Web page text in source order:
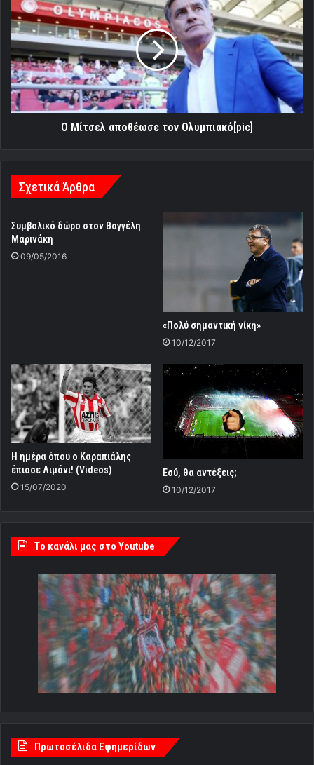
Μίτσελ
αποθέωσε
τον
Ολυμπιακό[pic]
Ο Μίτσελ αποθέωσε τον Ολυμπιακό[pic]
Σχετικά Άρθρα
Συμβολικό δώρο στον Βαγγέλη
Μαρινάκη
09/05/2016
«Πολύ σημαντική νίκη»
10/12/2017
Η ημέρα όπου ο Καραπιάλης
έπιασε Λιμάνι! (Videos)
15/07/2020
Εσύ, θα αντέξεις;
10/12/2017
Tο κανάλι μας στο Youtube
Πρωτοσέλιδα Εφημερίδων